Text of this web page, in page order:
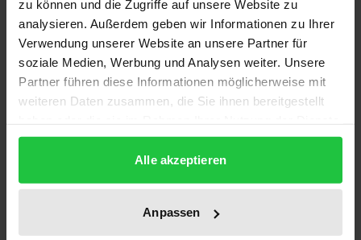
zu können und die Zugriffe auf unsere Website zu
analysieren. Außerdem geben wir Informationen zu Ihrer
Verwendung unserer Website an unsere Partner für
soziale Medien, Werbung und Analysen weiter. Unsere
Partner führen diese Informationen möglicherweise mit
weiteren Daten zusammen, die Sie ihnen bereitgestellt
gesammelt haben.
Alle akzeptieren
Anpassen
Dissens und Konflikt betont, für den
staatstheoretischen Diskurs fruchtbar zu machen.
Es werden die Theorien von Chantal Mouffe, Ernesto
Laclau, Bonnie Honig, William Connolly, James Tully
und weiteren TheoretikerInnen behandelt, die ein
politische Repräsentation, den Demos, Recht, die
Verfassung und die Wissenschaft. Auch wird
gezeigt, was es heißt, verstetigte soziale Praktiken